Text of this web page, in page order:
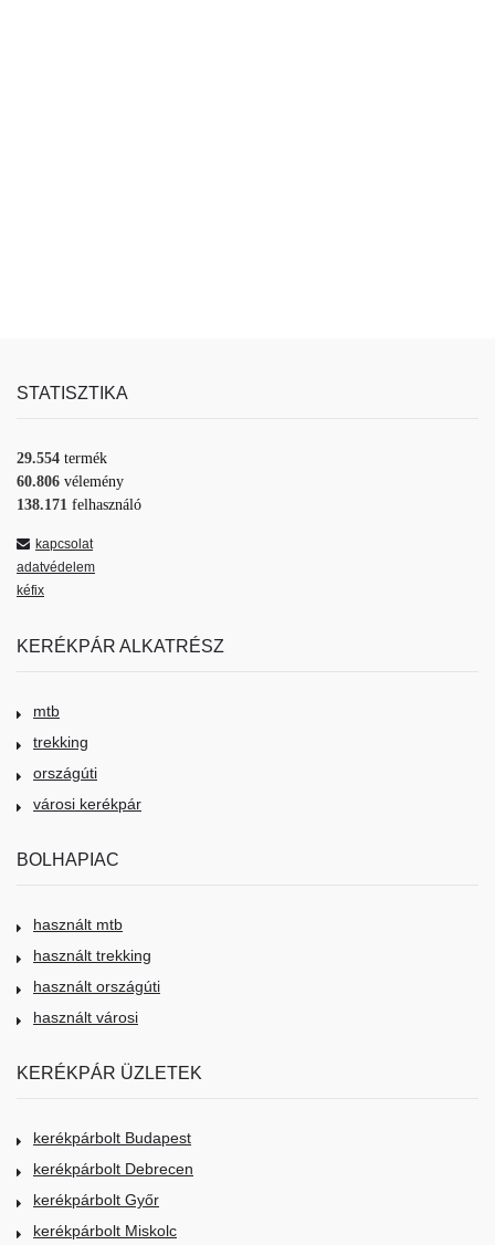
STATISZTIKA
29.554 termék
60.806 vélemény
138.171 felhasználó
kapcsolat
adatvédelem
kéfix
KERÉKPÁR ALKATRÉSZ
mtb
trekking
országúti
városi kerékpár
BOLHAPIAC
használt mtb
használt trekking
használt országúti
használt városi
KERÉKPÁR ÜZLETEK
kerékpárbolt Budapest
kerékpárbolt Debrecen
kerékpárbolt Győr
kerékpárbolt Miskolc